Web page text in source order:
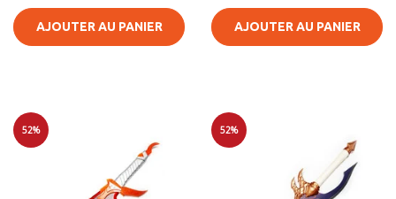
AJOUTER AU PANIER AJOUTER AU PANIER
52% 52%